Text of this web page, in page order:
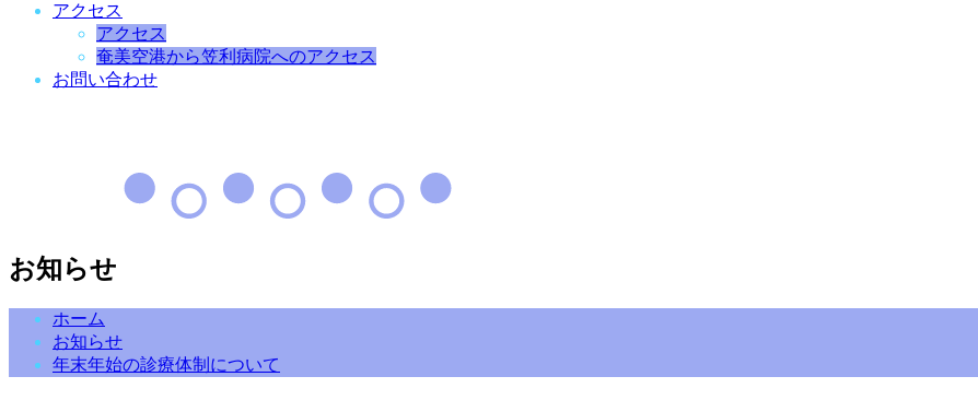
アクセス
アクセス
奄美空港から笠利病院へのアクセス
お問い合わせ
お知らせ
ホーム
お知らせ
年末年始の診療体制について